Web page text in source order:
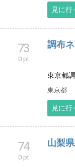
見に行
73
0 pt
調布
東京都
東京都
見に行
74
0 pt
山梨